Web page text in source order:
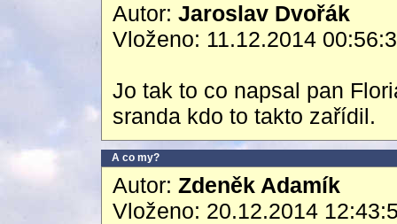
Autor: Jaroslav Dvořák
Vloženo: 11.12.2014
Jo tak to co napsal pan
sranda kdo to takto zařídil.
A co my?
Autor: Zdeněk Adamík
Vloženo: 20.12.2014